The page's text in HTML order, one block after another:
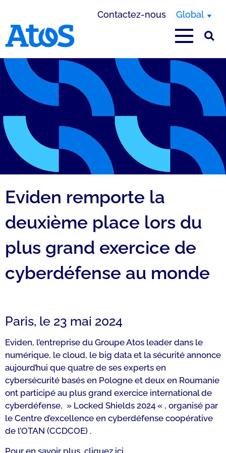
Contactez-nous Global
Eviden remporte la
deuxième place lors du
plus grand exercice de
cyberdéfense au monde
Paris, le 23 mai 2024
Eviden, l’entreprise du Groupe Atos leader dans le
numérique, le cloud, le big data et la sécurité annonce
aujourd’hui que quatre de ses experts en
cybersécurité basés en Pologne et deux en Roumanie
ont participé au plus grand exercice international de
cyberdéfense, » Locked Shields 2024 « , organisé par
le Centre d’excellence en cyberdéfense coopérative
de l’OTAN (CCDCOE) .
Pour en savoir plus, cliquez ici